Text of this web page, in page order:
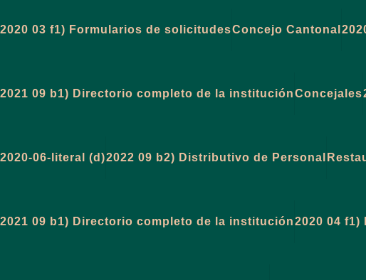
2020 03 f1) Formularios de solicitudesConcejo Cantonal
2021 09 b1) Directorio completo de la instituciónConcejales
2020-06-literal (d)2022 09 b2) Distributivo de Personal
2021 09 b1) Directorio completo de la institución2020 04